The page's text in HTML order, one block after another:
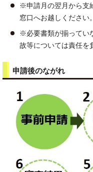
※申請月の翌月から支
窓口へお越しください。
※必要書類が揃ってい
故等については責任を
申請後のながれ